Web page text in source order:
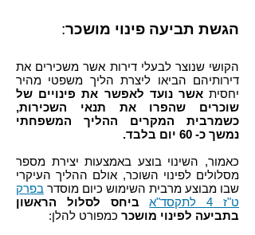
הגשת תביעה פינוי מושכר:
הקושי שנוצר לבעלי דירות אשר משכירים את
דירותיהם הביאו ליצרת הליך משפטי מהיר
יחסיתאשר נועד לאפשר את פינויים של
שוכרים שהפרו את תנאי השכירות,
כשמרבית המקרים ההליך המשפחתי
נמשך כ- 60 יום בלבד.
כאמור, השינוי בוצע באמצעות יצירת מספר
מסלולים לפינוי השוכר, אולם ההליך העיקרי
שבו מבוצע מרבית השימוש כיום מוסדר בפרק
ט"ז 4 לתקסד"א
ביחס לסלול הראשון
בתביעה לפינוי מושכר כמפורט להלן: